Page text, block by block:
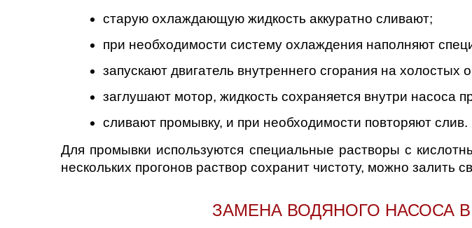
Сургут
Тольятти
Тюмень
Ульяновск
Челябинск
старую охлаждающую жидкость аккуратно сливают;
при необходимости систему охлаждения наполняют
запускают двигатель внутреннего сгорания на
заглушают мотор, жидкость сохраняется внутри насоса
сливают промывку, и при необходимости повторяют слив.
Для промывки используются специальные растворы с
нескольких прогонов раствор сохранит чистоту, можно залить
ЗАМЕНА ВОДЯНОГО НАСОСА